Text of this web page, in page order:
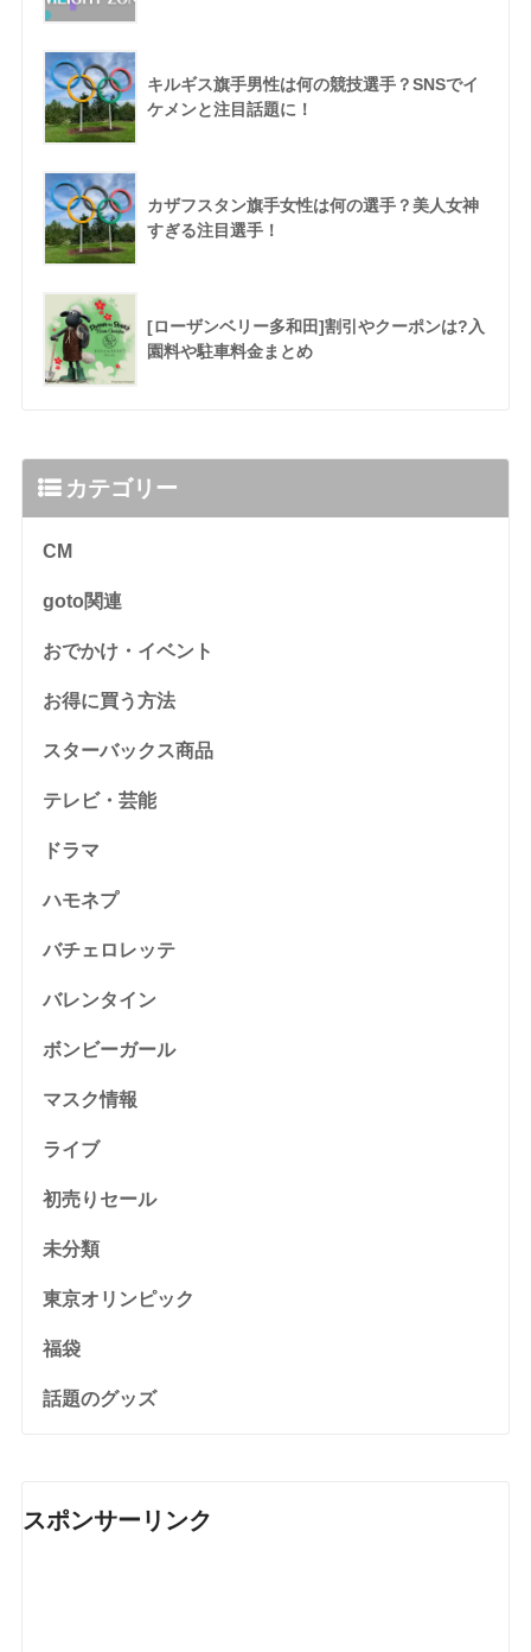
キルギス旗手男性は何の競技選手？SNSでイ
ケメンと注目話題に！
カザフスタン旗手女性は何の選手？美人女神
すぎる注目選手！
[ローザンベリー多和田]割引やクーポンは?入
園料や駐車料金まとめ
カテゴリー
CM
goto関連
おでかけ・イベント
お得に買う方法
スターバックス商品
テレビ・芸能
ドラマ
ハモネプ
バチェロレッテ
バレンタイン
ボンビーガール
マスク情報
ライブ
初売りセール
未分類
東京オリンピック
福袋
話題のグッズ
スポンサーリンク